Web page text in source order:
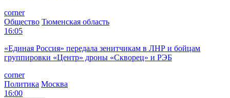
corner
Общество Тюменская область
16:05
«Единая Россия» передала зенитчикам в ЛНР и бойцам
группировки «Центр» дроны «Скворец» и РЭБ
corner
Политика Москва
16:00